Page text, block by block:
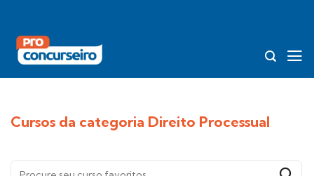
content
Cursos da categoria Direito Processual